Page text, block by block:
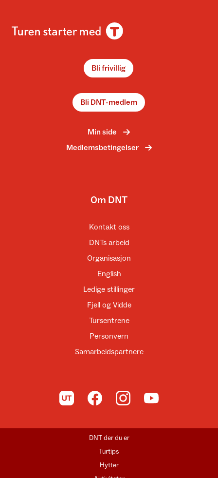
Bli frivillig
Bli DNT-medlem
Min side
Medlemsbetingelser
Om DNT
Kontakt oss
DNTs arbeid
Organisasjon
English
Ledige stillinger
Fjell og Vidde
Tursentrene
Personvern
Samarbeidspartnere
Til UT.no Til DNT på Facebook
Til DNT på Instagram
Til DNT på YouTube
DNT der du er
Turtips
Hytter